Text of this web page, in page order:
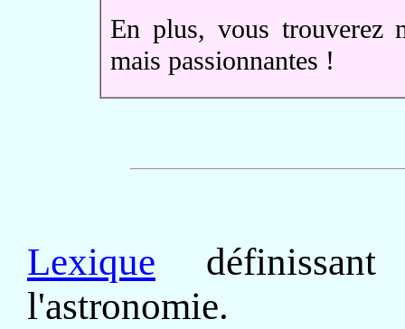
En plus, vous trouverez
mais passionnantes !
Lexique
l'astronomie.